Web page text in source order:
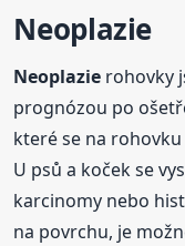
Neoplazie
Neoplazie rohovky
prognózou po
které se na
U psů a koček se
karcinomy nebo
na povrchu, je